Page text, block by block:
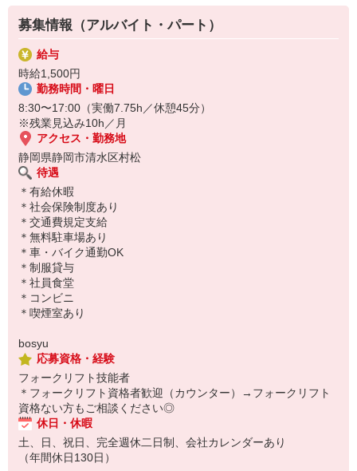
プライベートとのバランスもバッチリ！
奮ってご応募ください♪
生産前の試作開発部門でのお仕事です。
資材・部品管理をメインに現場を支えるポジションとしてご活躍く
ださい。
募集情報（アルバイト・パート）
給与
時給1,500円
勤務時間・曜日
8:30〜17:00（実働7.75h／休憩45分）
※残業見込み10h／月
アクセス・勤務地
静岡県静岡市清水区村松
待遇
＊有給休暇
＊社会保険制度あり
＊交通費規定支給
＊無料駐車場あり
＊車・バイク通勤OK
＊制服貸与
＊社員食堂
＊コンビニ
＊喫煙室あり
bosyu
応募資格・経験
フォークリフト技能者
＊フォークリフト資格者歓迎（カウンター）→フォークリフト
資格ない方もご相談ください◎
休日・休暇
土、日、祝日、完全週休二日制、会社カレンダーあり
（年間休日130日）